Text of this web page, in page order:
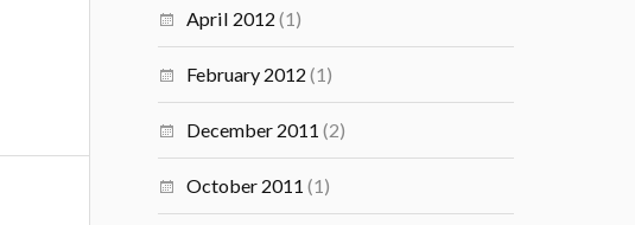
April 2012 (1)
February 2012 (1)
December 2011 (2)
October 2011 (1)